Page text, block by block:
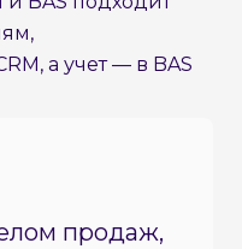
а учет — в BAS
продаж,